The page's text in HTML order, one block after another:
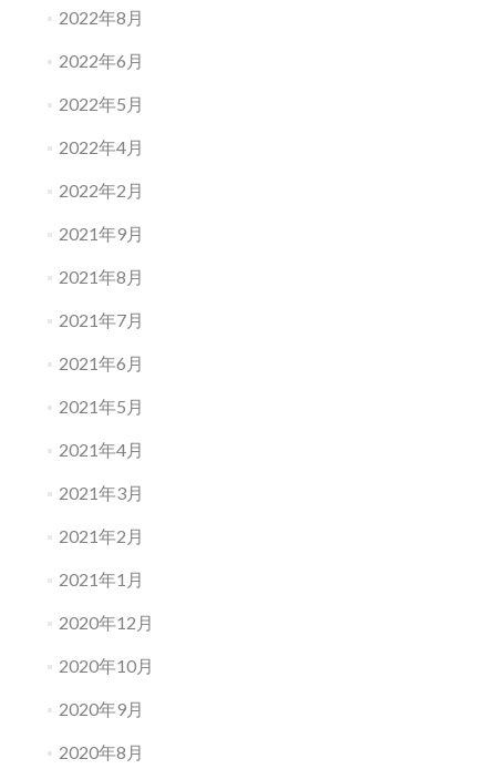
2022年8月
2022年6月
2022年5月
2022年4月
2022年2月
2021年9月
2021年8月
2021年7月
2021年6月
2021年5月
2021年4月
2021年3月
2021年2月
2021年1月
2020年12月
2020年10月
2020年9月
2020年8月